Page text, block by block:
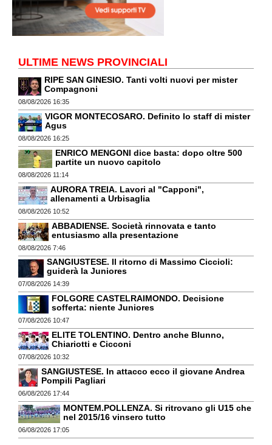
ULTIME NEWS PROVINCIALI
RIPE SAN GINESIO. Tanti volti nuovi per mister
Compagnoni
08/08/2026 16:35
VIGOR MONTECOSARO. Definito lo staff di mister
Agus
08/08/2026 16:25
ENRICO MENGONI dice basta: dopo oltre 500
partite un nuovo capitolo
08/08/2026 11:14
AURORA TREIA. Lavori al "Capponi",
allenamenti a Urbisaglia
08/08/2026 10:52
ABBADIENSE. Società rinnovata e tanto
entusiasmo alla presentazione
08/08/2026 7:46
SANGIUSTESE. Il ritorno di Massimo Ciccioli:
guiderà la Juniores
07/08/2026 14:39
FOLGORE CASTELRAIMONDO. Decisione
sofferta: niente Juniores
07/08/2026 10:47
ELITE TOLENTINO. Dentro anche Blunno,
Chiariotti e Cicconi
07/08/2026 10:32
SANGIUSTESE. In attacco ecco il giovane Andrea
Pompili Pagliari
06/08/2026 17:44
MONTEM.POLLENZA. Si ritrovano gli U15 che
nel 2015/16 vinsero tutto
06/08/2026 17:05